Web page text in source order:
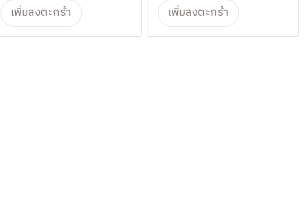
เพิ่มลงตะกร้า เพิ่มลงตะกร้า